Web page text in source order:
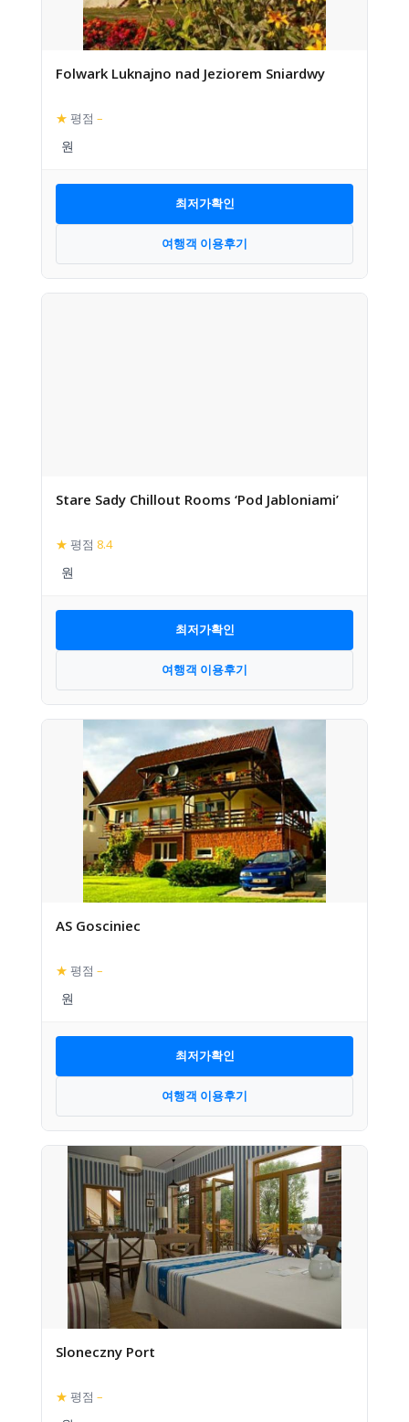
Folwark Luknajno nad Jeziorem Sniardwy
★ 평점 –
최저가확인
여행객 이용후기
Stare Sady Chillout Rooms ‘Pod Jabloniami’
★ 평점 8.4
최저가확인
여행객 이용후기
AS Gosciniec
★ 평점 –
최저가확인
여행객 이용후기
Sloneczny Port
★ 평점 –